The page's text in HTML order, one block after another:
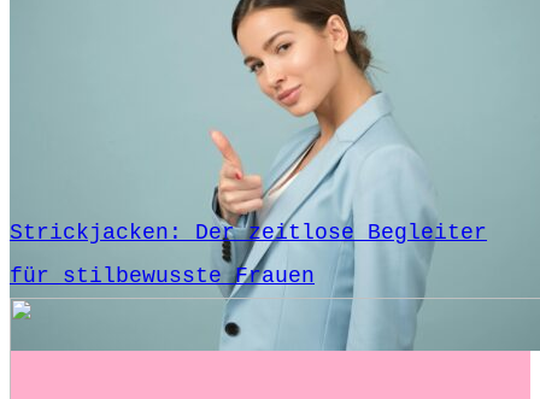
Strickjacken: Der zeitlose Begleiter
für stilbewusste Frauen